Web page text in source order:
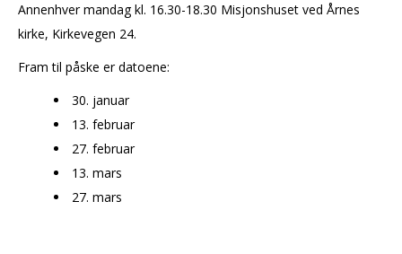
Annenhver mandag kl. 16.30-18.30 Misjonshuset ved Årnes
kirke, Kirkevegen 24.
Fram til påske er datoene:
30. januar
13. februar
27. februar
13. mars
27. mars